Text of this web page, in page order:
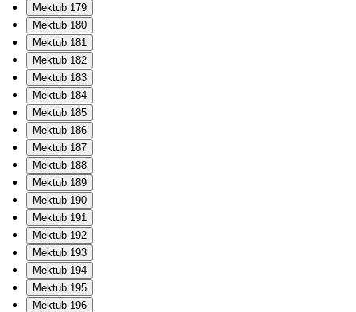
Mektub 179
Mektub 180
Mektub 181
Mektub 182
Mektub 183
Mektub 184
Mektub 185
Mektub 186
Mektub 187
Mektub 188
Mektub 189
Mektub 190
Mektub 191
Mektub 192
Mektub 193
Mektub 194
Mektub 195
Mektub 196